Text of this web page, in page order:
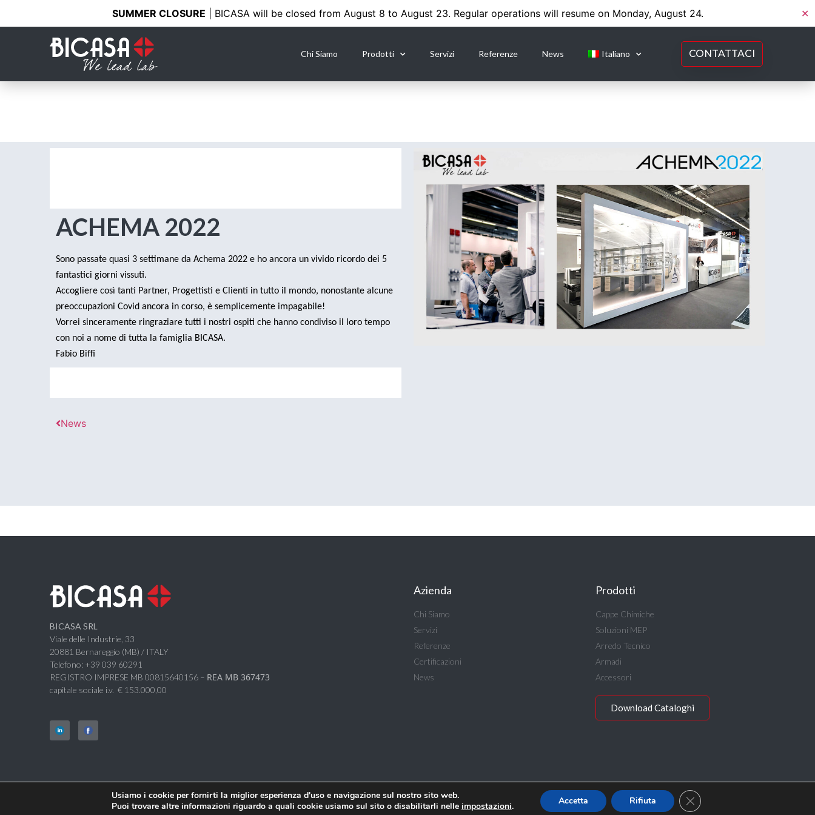
SUMMER CLOSURE | BICASA will be closed from August 8 to August 23. Regular operations will resume on Monday, August 24. ✕
Chi Siamo Prodotti Servizi Referenze News Italiano CONTATTACI
ACHEMA 2022
Sono passate quasi 3 settimane da Achema 2022 e ho ancora un vivido ricordo dei 5
fantastici giorni vissuti.
Accogliere così tanti Partner, Progettisti e Clienti in tutto il mondo, nonostante alcune
preoccupazioni Covid ancora in corso, è semplicemente impagabile!
Vorrei sinceramente ringraziare tutti i nostri ospiti che hanno condiviso il loro tempo
con noi a nome di tutta la famiglia BICASA.
Fabio Biffi
News
BICASA SRL
Viale delle Industrie, 33
20881 Bernareggio (MB) / ITALY
Telefono: +39 039 60291
REGISTRO IMPRESE MB 00815640156 – REA MB 367473
capitale sociale i.v. € 153.000,00
Azienda
Chi Siamo
Servizi
Referenze
Certificazioni
News
Prodotti
Cappe Chimiche
Soluzioni MEP
Arredo Tecnico
Armadi
Accessori
Download Cataloghi
© BICASA Srl - C.F. e P.IVA IT00815640156 Privacy PolicyAccessibilità Digitale
Usiamo i cookie per fornirti la miglior esperienza d'uso e navigazione sul nostro sito web.
Puoi trovare altre informazioni riguardo a quali cookie usiamo sul sito o disabilitarli nelle impostazioni. Accetta Rifiuta Close GDPR Cookie Banner